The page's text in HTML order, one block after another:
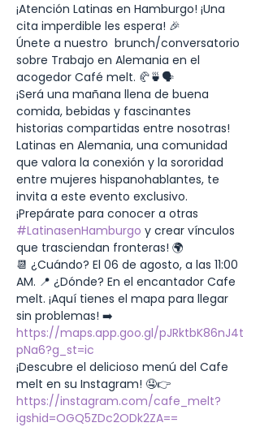
¡Atención Latinas en Hamburgo! ¡Una
cita imperdible les espera! 🎉
Únete a nuestro  brunch/conversatorio
sobre Trabajo en Alemania en el
acogedor Café melt. 🥐🍵🗣️
¡Será una mañana llena de buena
comida, bebidas y fascinantes
historias compartidas entre nosotras!
Latinas en Alemania, una comunidad
que valora la conexión y la sororidad
entre mujeres hispanohablantes, te
invita a este evento exclusivo.
¡Prepárate para conocer a otras
#LatinasenHamburgo y crear vínculos
que trasciendan fronteras! 🌍
📆 ¿Cuándo? El 06 de agosto, a las 11:00
AM. 📍 ¿Dónde? En el encantador Cafe
melt. ¡Aquí tienes el mapa para llegar
sin problemas! ➡️
https://maps.app.goo.gl/pJRktbK86nJ4t
pNa6?g_st=ic
¡Descubre el delicioso menú del Cafe
melt en su Instagram! 🤤👉
https://instagram.com/cafe_melt?
igshid=OGQ5ZDc2ODk2ZA==